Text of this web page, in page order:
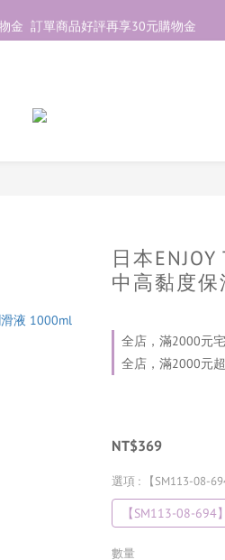
金  訂單商品好評再享30元購物金
金  訂單商品好評再享30元購物金
金  訂單商品好評再享30元購物金
日本
中高黏度
全店，滿2000元
全店，滿2000元
NT$369
選項 : 【SM113-08-
【SM113-08-694】
數量